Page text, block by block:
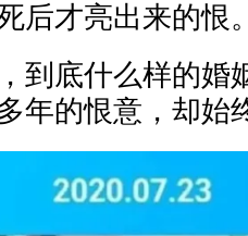
后才亮出来的恨
到底什么样的婚
年的恨意，却始